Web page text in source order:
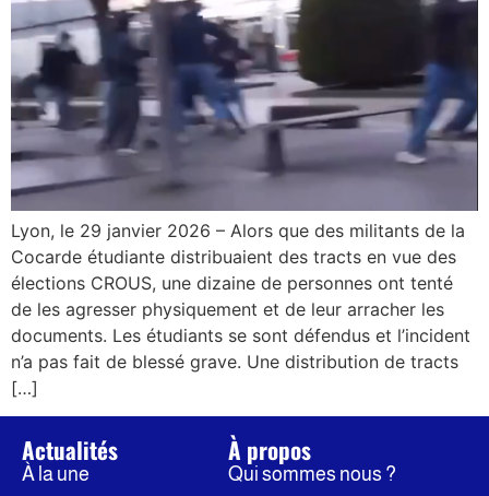
Lyon, le 29 janvier 2026 – Alors que des militants de la
Cocarde étudiante distribuaient des tracts en vue des
élections CROUS, une dizaine de personnes ont tenté
de les agresser physiquement et de leur arracher les
documents. Les étudiants se sont défendus et l’incident
n’a pas fait de blessé grave. Une distribution de tracts
[…]
Actualités
À la une
À propos
Qui sommes nous ?